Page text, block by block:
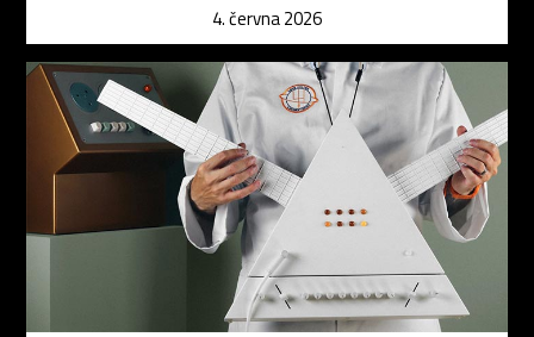
4. června 2026